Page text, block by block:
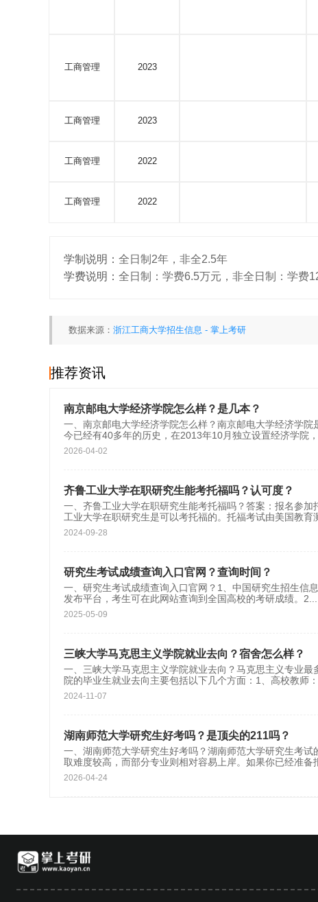
工商管理 2023
工商管理 2023
工商管理 2022
工商管理 2022
学制说明： 全日制2年，非全2.5年
学费说明： 全日制：学费6.5万元，非全日制：学费
数据来源： 浙江工商大学招生信息 - 掌上考研
推荐资讯
南京邮电大学经济学院怎么样？是几本？
一、南京邮电大学经济学院怎么样？南京邮电大学经济学
今已经有40多年的历史，在2013年10月独立设置经济学院
2026-04-02
齐鲁工业大学在职研究生能考托福吗？认可度？
一、齐鲁工业大学在职研究生能考托福吗？答案：报名参
工业大学在职研究生是可以考托福的。托福考试由美国教
2024-09-28
研究生考试成绩查询入口官网？查询时间？
一、研究生考试成绩查询入口官网？1、中国研究生招生信
发布平台，考生可在此网站查询到全国高校的考研成绩。2
2025-05-09
三峡大学马克思主义学院就业去向？宿舍怎么样？
一、三峡大学马克思主义学院就业去向？马克思主义专业
院的毕业生就业去向主要包括以下几个方面‌：‌1、高校教师‌
2024-11-07
湖南师范大学研究生好考吗？是顶尖的211吗？
一、湖南师范大学研究生好考吗？湖南师范大学研究生考
取难度较高，而部分专业则相对容易上岸。如果你已经准备
2026-04-24